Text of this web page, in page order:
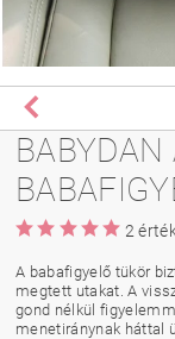
BABYDAN
2
A babafigyelő tükör
megtett utakat. A
gond nélkül
menetiránynak háttal